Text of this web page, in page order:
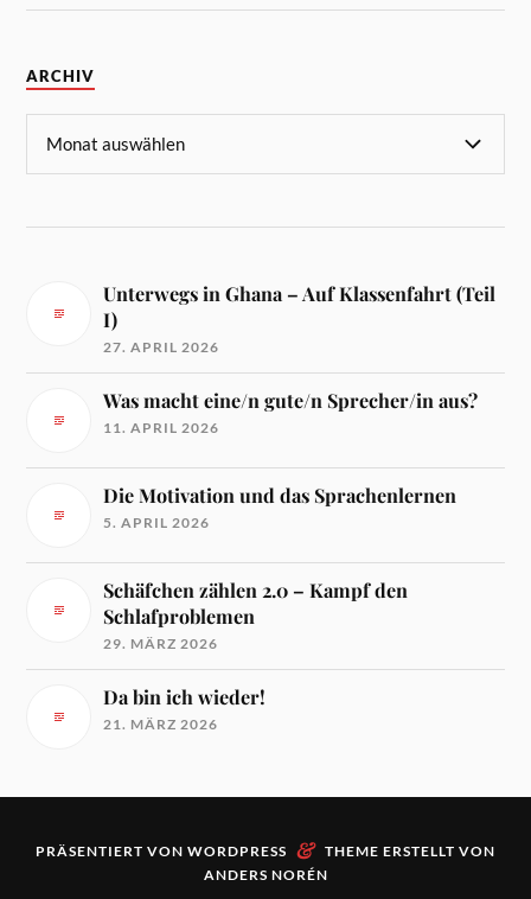
ARCHIV
Unterwegs in Ghana – Auf Klassenfahrt (Teil
I)
27. APRIL 2026
Was macht eine/n gute/n Sprecher/in aus?
11. APRIL 2026
Die Motivation und das Sprachenlernen
5. APRIL 2026
Schäfchen zählen 2.0 – Kampf den
Schlafproblemen
29. MÄRZ 2026
Da bin ich wieder!
21. MÄRZ 2026
PRÄSENTIERT VON WORDPRESS & THEME ERSTELLT VON
ANDERS NORÉN